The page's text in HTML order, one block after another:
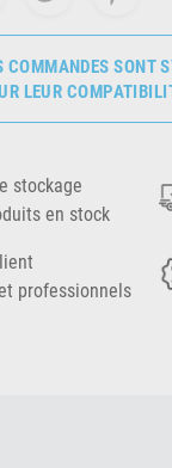
COMMANDES SONT
LEUR
stockage
en stock
professionnels